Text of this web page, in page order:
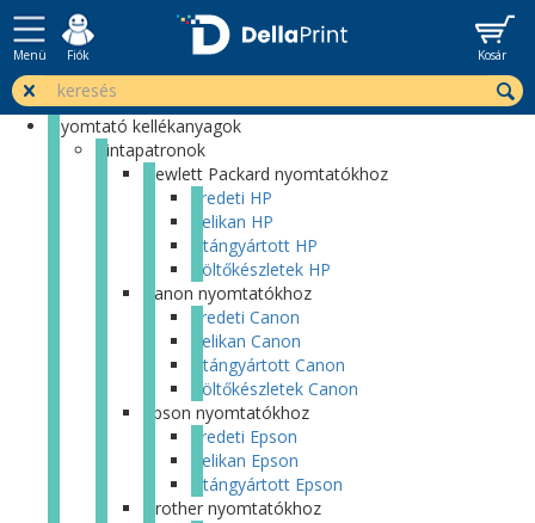
Menü Fiók Kosár
Nyomtató kellékanyagok
Tintapatronok
Hewlett Packard nyomtatókhoz
Eredeti HP
Pelikan HP
Utángyártott HP
Töltőkészletek HP
Canon nyomtatókhoz
Eredeti Canon
Pelikan Canon
Utángyártott Canon
Töltőkészletek Canon
Epson nyomtatókhoz
Eredeti Epson
Pelikan Epson
Utángyártott Epson
Brother nyomtatókhoz